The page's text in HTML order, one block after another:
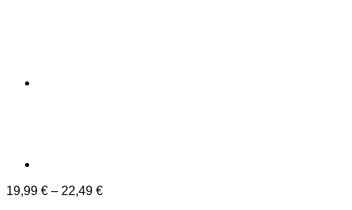
19,99 € – 22,49 €Preisspanne: